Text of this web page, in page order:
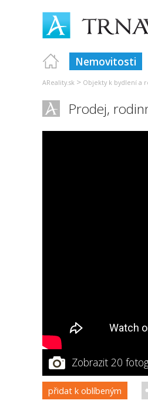
Nemovitosti
AReality.sk > Objekty k bydlení a
Prodej,
Zobrazit 20
přidat k oblíbeným